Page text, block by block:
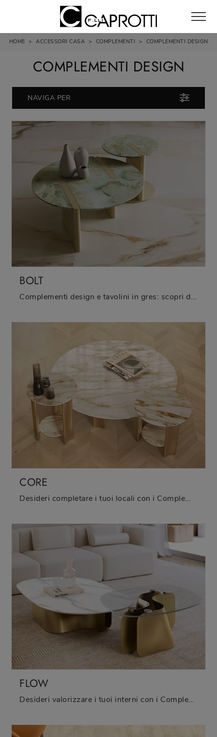
HOME > ACCESSORI CASA > COMPLEMENTI > COMPLEMENTI DESIGN
COMPLEMENTI DESIGN
NAVIGA PER
BOLT
Complementi design e tavolini in gres: scopri di più sul modello Bolt di Bontempi e potrai completare i tuoi locali.
CORE
Desideri completare i tuoi locali con i Complementi Bontempi? Ecco qui vari modelli di tavolini in gres come Core.
FLOW
Desideri valorizzare i tuoi interni con i Complementi Bontempi? Ti presentiamo diversi modelli di tavolini in vetro come Flow.